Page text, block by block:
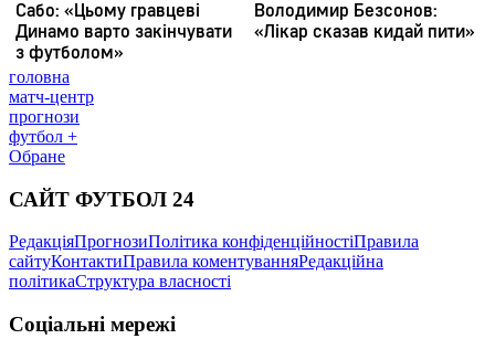
головна
матч-центр
прогнози
футбол +
Обране
САЙТ ФУТБОЛ 24
РедакціяПрогнозиПолітика конфіденційностіПравила
сайтуКонтактиПравила коментуванняРедакційна
політикаСтруктура власності
Соціальні мережі